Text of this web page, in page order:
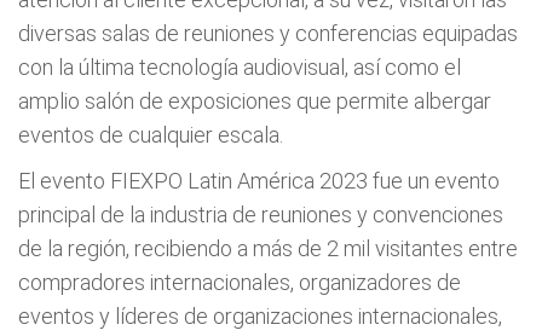
diversas salas de reuniones y conferencias equipadas
con la última tecnología audiovisual, así como el
amplio salón de exposiciones que permite albergar
eventos de cualquier escala.
El evento FIEXPO Latin América 2023 fue un evento
principal de la industria de reuniones y convenciones
de la región, recibiendo a más de 2 mil visitantes entre
compradores internacionales, organizadores de
eventos y líderes de organizaciones internacionales,